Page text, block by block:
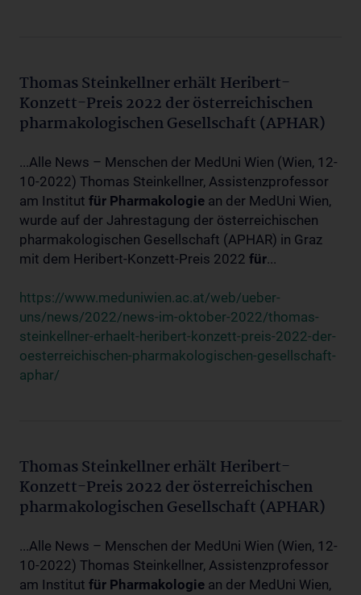
Thomas Steinkellner erhält Heribert-
Konzett-Preis 2022 der österreichischen
pharmakologischen Gesellschaft (APHAR)
...Alle News – Menschen der MedUni Wien (Wien, 12-
10-2022) Thomas Steinkellner, Assistenzprofessor
am Institut für Pharmakologie an der MedUni Wien,
wurde auf der Jahrestagung der österreichischen
pharmakologischen Gesellschaft (APHAR) in Graz
mit dem Heribert-Konzett-Preis 2022 für...
https://www.meduniwien.ac.at/web/ueber-
uns/news/2022/news-im-oktober-2022/thomas-
steinkellner-erhaelt-heribert-konzett-preis-2022-der-
oesterreichischen-pharmakologischen-gesellschaft-
aphar/
Thomas Steinkellner erhält Heribert-
Konzett-Preis 2022 der österreichischen
pharmakologischen Gesellschaft (APHAR)
...Alle News – Menschen der MedUni Wien (Wien, 12-
10-2022) Thomas Steinkellner, Assistenzprofessor
am Institut für Pharmakologie an der MedUni Wien,